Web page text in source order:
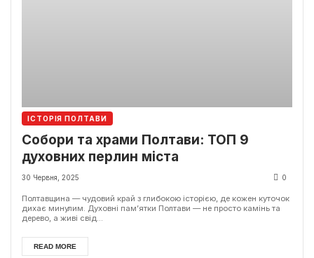
ІСТОРІЯ ПОЛТАВИ
Собори та храми Полтави: ТОП 9
духовних перлин міста
30 Червня, 2025 0
Полтавщина — чудовий край з глибокою історією, де кожен куточок
дихає минулим. Духовні пам’ятки Полтави — не просто камінь та
дерево, а живі свід...
READ MORE